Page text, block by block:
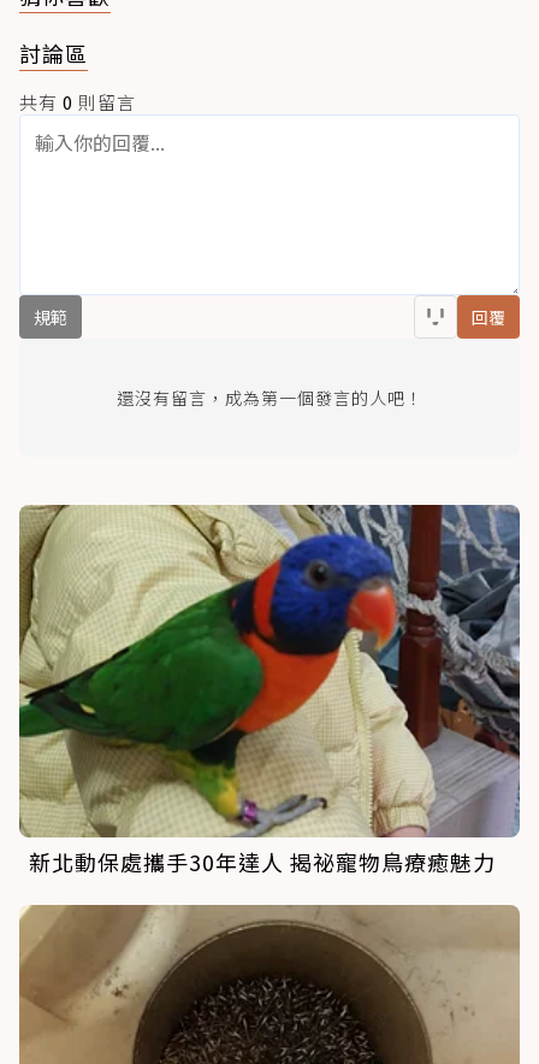
討論區
共有 0 則留言
規範 回覆
還沒有留言，成為第一個發言的人吧！
新北動保處攜手30年達人 揭祕寵物鳥療癒魅力